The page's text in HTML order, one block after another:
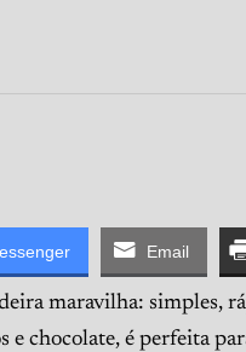
Email
maravilha: simples,
chocolate, é perfeita